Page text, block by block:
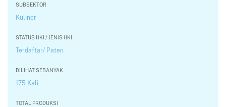
SUBSEKTOR
Kuliner
STATUS HKI / JENIS HKI
Terdaftar/ Paten
DILIHAT SEBANYAK
175 Kali
TOTAL PRODUKSI